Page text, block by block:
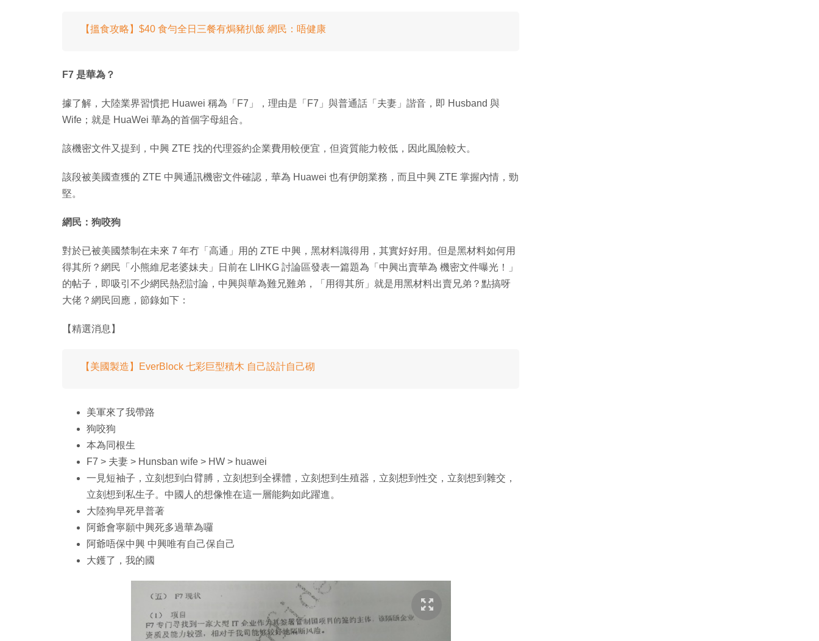
【搵食攻略】$40 食勻全日三餐有焗豬扒飯 網民：唔健康
F7 是華為？
據了解，大陸業界習慣把 Huawei 稱為「F7」，理由是「F7」與普通話「夫妻」諧音，即 Husband 與
Wife；就是 HuaWei 華為的首個字母組合。
該機密文件又提到，中興 ZTE 找的代理簽約企業費用較便宜，但資質能力較低，因此風險較大。
該段被美國查獲的 ZTE 中興通訊機密文件確認，華為 Huawei 也有伊朗業務，而且中興 ZTE 掌握內情，勁
堅。
網民：狗咬狗
對於已被美國禁制在未來 7 年冇「高通」用的 ZTE 中興，黑材料識得用，其實好好用。但是黑材料如何用
得其所？網民「小熊維尼老婆妹夫」日前在 LIHKG 討論區發表一篇題為「中興出賣華為 機密文件曝光！」
的帖子，即吸引不少網民熱烈討論，中興與華為難兄難弟，「用得其所」就是用黑材料出賣兄弟？點搞呀
大佬？網民回應，節錄如下：
【精選消息】
【美國製造】EverBlock 七彩巨型積木 自己設計自己砌
美軍來了我帶路
狗咬狗
本為同根生
F7 > 夫妻 > Hunsban wife > HW > huawei
一見短袖子，立刻想到白臂膊，立刻想到全裸體，立刻想到生殖器，立刻想到性交，立刻想到雜交，
立刻想到私生子。中國人的想像惟在這一層能夠如此躍進。
大陸狗早死早普著
阿爺會寧願中興死多過華為囉
阿爺唔保中興 中興唯有自己保自己
大鑊了，我的國